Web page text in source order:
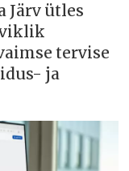
Järv ütles
tervise
ja